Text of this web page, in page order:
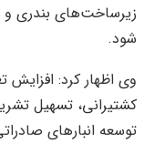
زیرساخت‌های بندری
شود.
وی اظهار کرد:
کشتیرانی، تسهیل
توسعه انبارهای